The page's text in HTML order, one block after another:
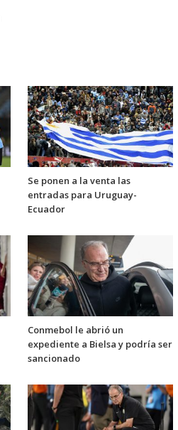
Se ponen a la venta las
entradas para Uruguay-
Ecuador
Conmebol le abrió un
expediente a Bielsa y podría ser
sancionado